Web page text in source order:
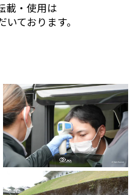
載・使用は
ております。